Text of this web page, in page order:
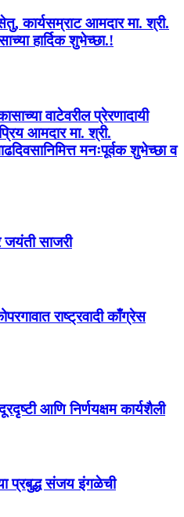
कार्यसम्राट आमदार मा. श्री.
हार्दिक शुभेच्छा.!
वाटेवरील प्रेरणादायी
आमदार मा. श्री.
मनःपूर्वक शुभेच्छा व
जयंती साजरी
राष्ट्रवादी काँग्रेस
आणि निर्णयक्षम कार्यशैली
प्रबुद्ध संजय इंगळेची